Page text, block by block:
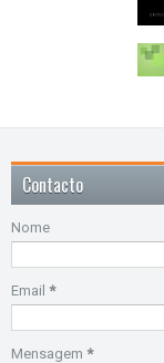
Contacto
Nome
Email *
Mensagem *